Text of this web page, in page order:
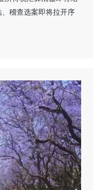
稽查选案即将拉开序